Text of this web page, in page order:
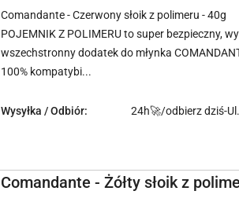
Comandante - Czerwony słoik z polimeru - 40g
POJEMNIK Z POLIMERU to super bezpieczny,
wszechstronny dodatek do młynka
100% kompatybi...
Wysyłka / Odbiór: 24h🚀/odbierz dziś-
Comandante - Żółty słoik z